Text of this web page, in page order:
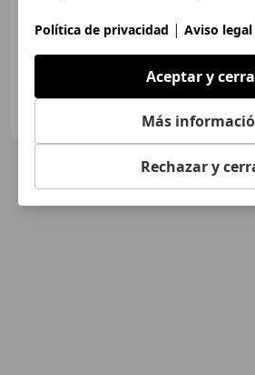
CSV MOTOR VALENCIA
Política de privacidad | Aviso legal
Aceptar y
Más
Rechazar y